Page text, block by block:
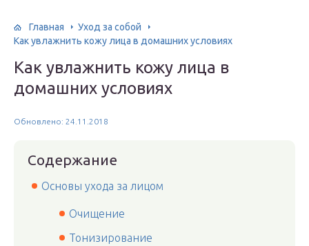
Главная
Уход за собой
Как увлажнить кожу лица в домашних условиях
Как увлажнить кожу лица в
домашних условиях
Обновлено: 24.11.2018
Содержание
Основы ухода за лицом
Очищение
Тонизирование